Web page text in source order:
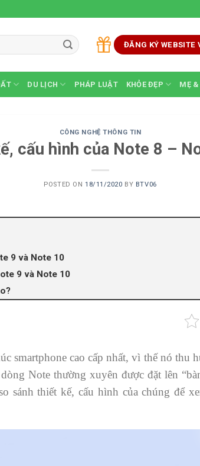
ĐĂNG KÝ WEBSITE
DU LỊCH PHÁP LUẬT KHỎE ĐẸP MẸ &
CÔNG NGHỆ THÔNG TIN
cấu hình của Note 8 –
POSTED ON 18/11/2020 BY BTV06
9 và Note 10
9 và Note 10
smartphone cao cấp nhất, vì thế nó thu
Note thường xuyên được đặt lên
sánh thiết kế, cấu hình của chúng để